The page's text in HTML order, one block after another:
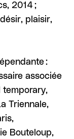
2014 ;
plaisir,
:
associée
temporary,
Triennale,
Bouteloup,